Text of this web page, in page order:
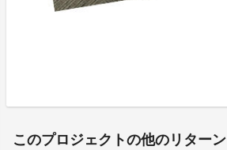
このプロジェクトの他のリターン